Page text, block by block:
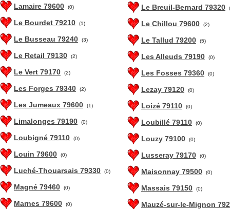
Lamaire 79600 (0)
Le Bourdet 79210 (1)
Le Busseau 79240 (3)
Le Retail 79130 (2)
Le Vert 79170 (2)
Les Forges 79340 (2)
Les Jumeaux 79600 (1)
Limalonges 79190 (0)
Loubigné 79110 (0)
Louin 79600 (0)
Luché-Thouarsais 79330 (0)
Magné 79460 (0)
Marnes 79600 (0)
Le Breuil-Bernard 79320
Le Chillou 79600 (2)
Le Tallud 79200 (5)
Les Alleuds 79190 (0)
Les Fosses 79360 (0)
Lezay 79120 (0)
Loizé 79110 (0)
Loubillé 79110 (0)
Louzy 79100 (0)
Lusseray 79170 (0)
Maisonnay 79500 (0)
Massais 79150 (0)
Mauzé-sur-le-Mignon